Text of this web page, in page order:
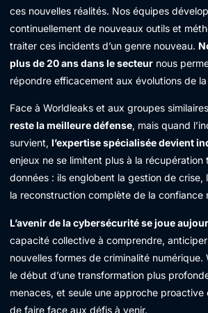
ces nouvelles réalités. Nos équipes
continuellement de nouveaux outils et
traiter ces incidents d’un genre nouveau.
plus de 20 ans dans le secteur nous
répondre efficacement aux évolutions de
Face à Worldleaks et aux groupes
reste la meilleure défense, mais quand
survient, l’expertise spécialisée devient
enjeux ne se limitent plus à la récupération
données : ils englobent la gestion de crise,
la reconstruction complète de la confiance
L’avenir de la cybersécurité se joue
capacité collective à comprendre,
nouvelles formes de criminalité numérique.
le début d’une transformation plus
menaces, et seule une approche
de faire face aux défis à venir.